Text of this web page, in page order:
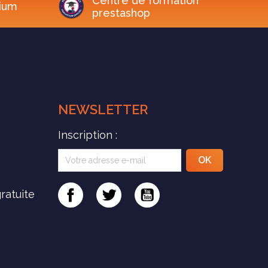
prestashop
NEWSLETTER
Inscription :
FacebookTwitterYouTube